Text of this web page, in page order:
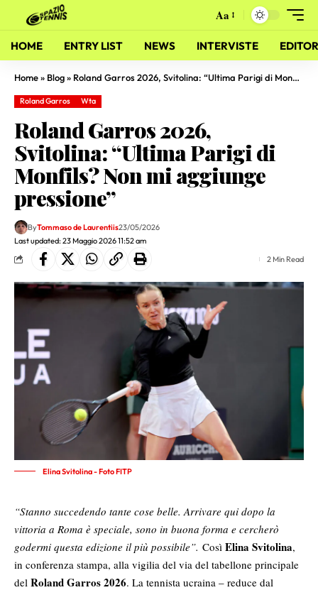
Aa
HOME ENTRY LIST NEWS INTERVISTE
Home» Blog» Roland Garros 2026, Svitolina: “Ultima Parigi di Monfils? Non mi aggiunge pressione”
Roland Garros Wta
Roland Garros 2026,
Svitolina: “Ultima Parigi di
Monfils? Non mi aggiunge
pressione”
Last updated: 23 Maggio 2026 11:52 am
ByTommaso de Laurentiis23/05/2026
2 Min Read
Elina Svitolina - Foto FITP
“Stanno succedendo tante cose belle. Arrivare qui dopo la
vittoria a Roma è speciale, sono in buona forma e cercherò
godermi questa edizione il più possibile”. Così Elina Svitolina,
in conferenza stampa, alla vigilia del via del tabellone principale
del Roland Garros 2026. La tennista ucraina – reduce dal